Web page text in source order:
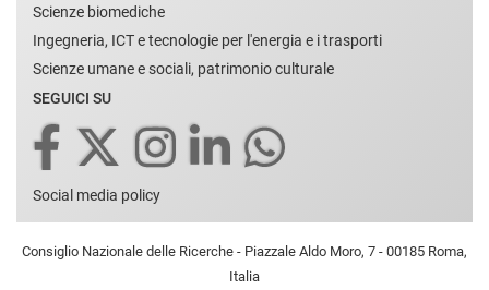
Scienze biomediche
Ingegneria, ICT e tecnologie per l'energia e i trasporti
Scienze umane e sociali, patrimonio culturale
SEGUICI SU
Social media policy
Consiglio Nazionale delle Ricerche - Piazzale Aldo Moro, 7 - 00185 Roma,
Italia